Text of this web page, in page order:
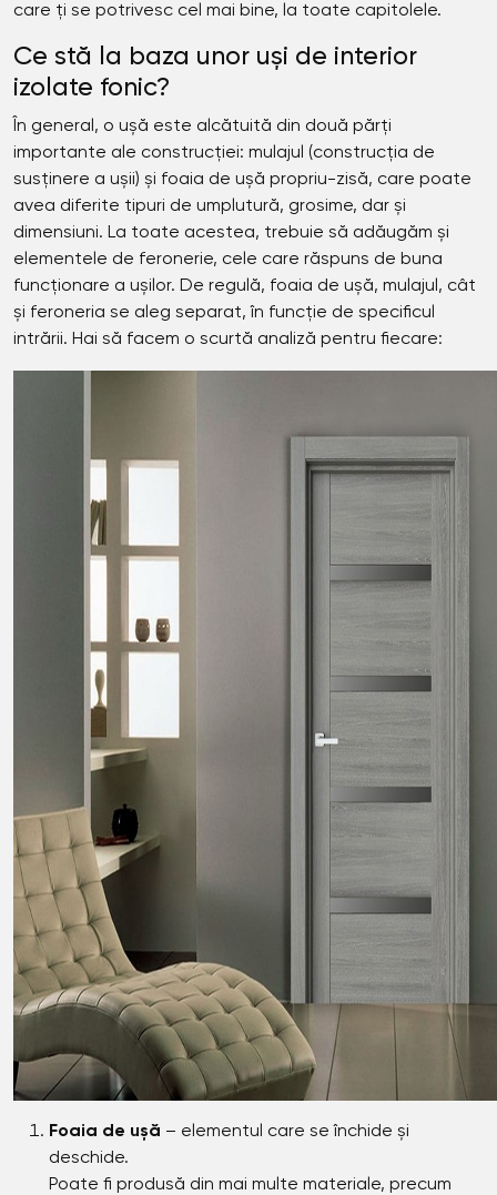
care ți se potrivesc cel mai bine, la toate capitolele.
Ce stă la baza unor uși de interior
izolate fonic?
În general, o ușă este alcătuită din două părți
importante ale construcției: mulajul (construcția de
susținere a ușii) și foaia de ușă propriu-zisă, care poate
avea diferite tipuri de umplutură, grosime, dar și
dimensiuni. La toate acestea, trebuie să adăugăm și
elementele de feronerie, cele care răspuns de buna
funcționare a ușilor. De regulă, foaia de ușă, mulajul, cât
și feroneria se aleg separat, în funcție de specificul
intrării. Hai să facem o scurtă analiză pentru fiecare:
Foaia de ușă – elementul care se închide și
deschide.
Poate fi produsă din mai multe materiale, precum